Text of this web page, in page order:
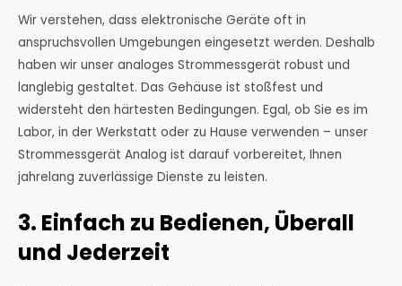
Wir verstehen, dass elektronische Geräte oft in
anspruchsvollen Umgebungen eingesetzt werden. Deshalb
haben wir unser analoges Strommessgerät robust und
langlebig gestaltet. Das Gehäuse ist stoßfest und
widersteht den härtesten Bedingungen. Egal, ob Sie es im
Labor, in der Werkstatt oder zu Hause verwenden – unser
Strommessgerät Analog ist darauf vorbereitet, Ihnen
jahrelang zuverlässige Dienste zu leisten.
3. Einfach zu Bedienen, Überall
und Jederzeit